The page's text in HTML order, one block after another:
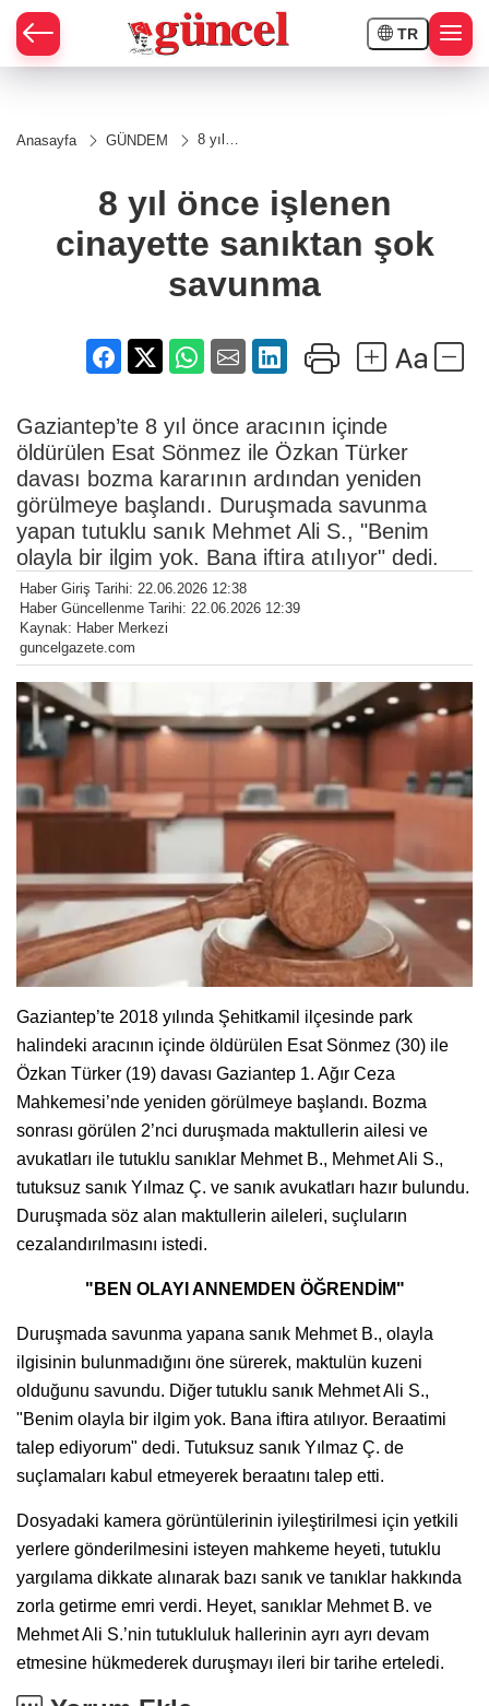
TR
Anasayfa GÜNDEM
8 yıl
sanıktan
savunma
8 yıl önce işlenen
cinayette sanıktan şok
savunma
Gaziantep’te 8 yıl önce aracının içinde
öldürülen Esat Sönmez ile Özkan Türker
davası bozma kararının ardından yeniden
görülmeye başlandı. Duruşmada savunma
yapan tutuklu sanık Mehmet Ali S., "Benim
olayla bir ilgim yok. Bana iftira atılıyor" dedi.
Haber Giriş Tarihi: 22.06.2026 12:38
Haber Güncellenme Tarihi: 22.06.2026 12:39
Kaynak: Haber Merkezi
guncelgazete.com
Gaziantep’te 2018 yılında Şehitkamil ilçesinde park
halindeki aracının içinde öldürülen Esat Sönmez (30) ile
Özkan Türker (19) davası Gaziantep 1. Ağır Ceza
Mahkemesi’nde yeniden görülmeye başlandı. Bozma
sonrası görülen 2’nci duruşmada maktullerin ailesi ve
avukatları ile tutuklu sanıklar Mehmet B., Mehmet Ali S.,
tutuksuz sanık Yılmaz Ç. ve sanık avukatları hazır bulundu.
Duruşmada söz alan maktullerin aileleri, suçluların
cezalandırılmasını istedi.
"BEN OLAYI ANNEMDEN ÖĞRENDİM"
Duruşmada savunma yapana sanık Mehmet B., olayla
ilgisinin bulunmadığını öne sürerek, maktulün kuzeni
olduğunu savundu. Diğer tutuklu sanık Mehmet Ali S.,
"Benim olayla bir ilgim yok. Bana iftira atılıyor. Beraatimi
talep ediyorum" dedi. Tutuksuz sanık Yılmaz Ç. de
suçlamaları kabul etmeyerek beraatını talep etti.
Dosyadaki kamera görüntülerinin iyileştirilmesi için yetkili
yerlere gönderilmesini isteyen mahkeme heyeti, tutuklu
yargılama dikkate alınarak bazı sanık ve tanıklar hakkında
zorla getirme emri verdi. Heyet, sanıklar Mehmet B. ve
Mehmet Ali S.’nin tutukluluk hallerinin ayrı ayrı devam
etmesine hükmederek duruşmayı ileri bir tarihe erteledi.